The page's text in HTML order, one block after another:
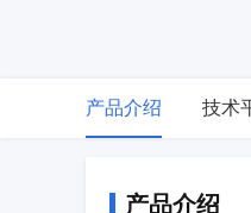
产品介绍 技术
产品介绍